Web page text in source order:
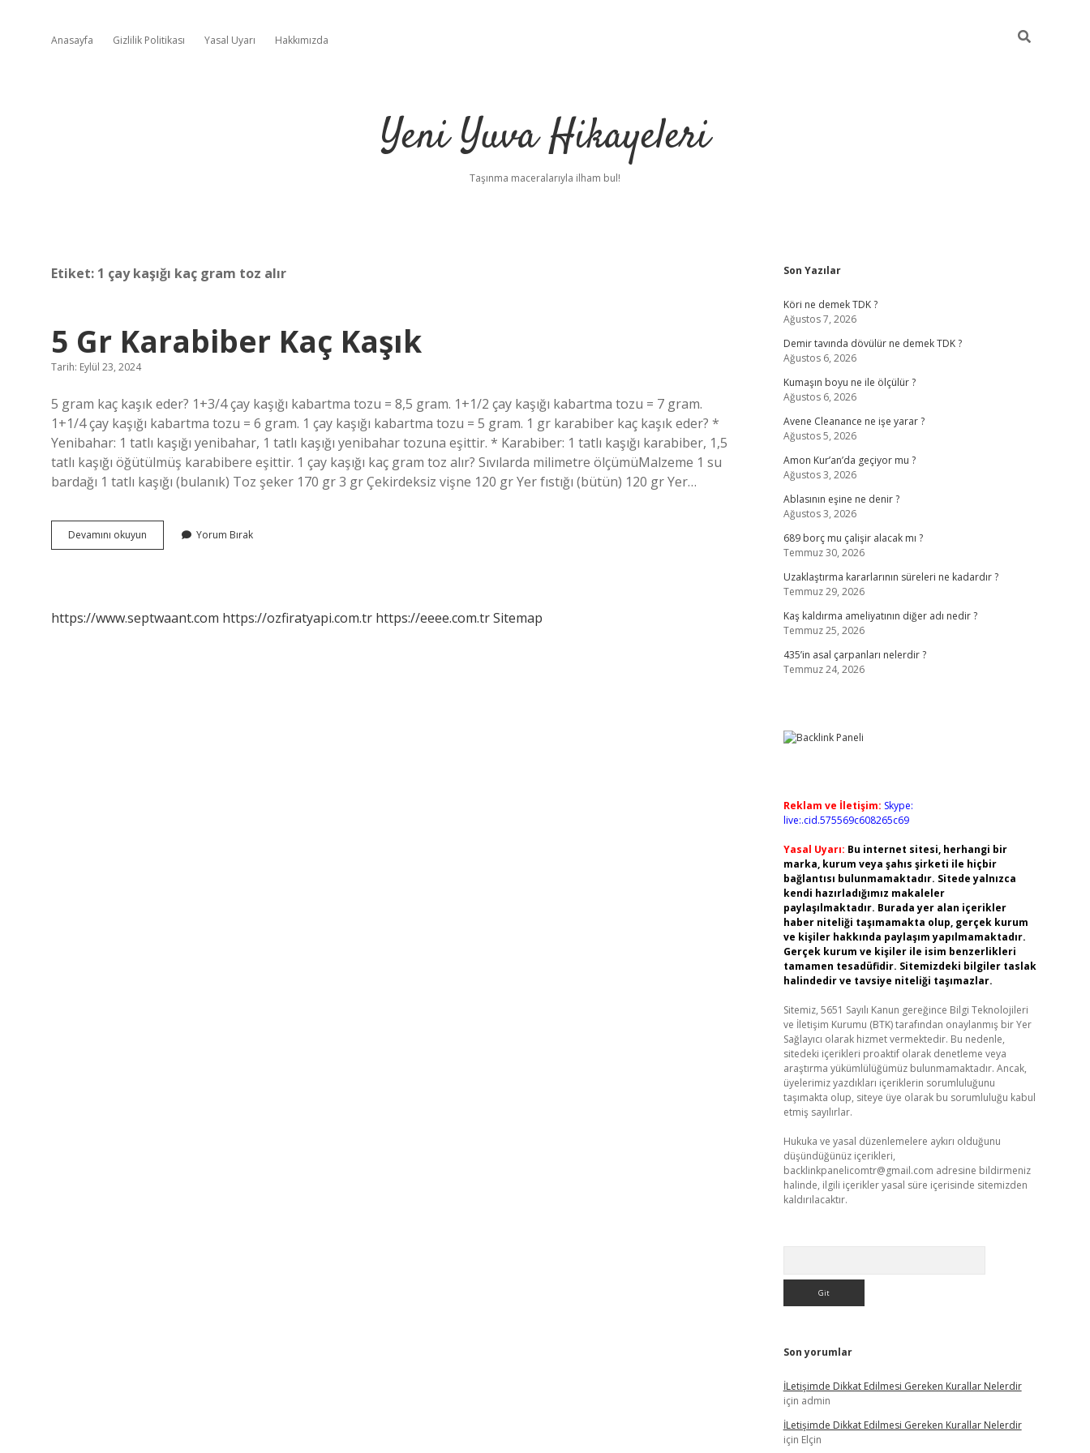
Anasayfa Gizlilik Politikası Yasal Uyarı Hakkımızda
Yeni Yuva Hikayeleri
Taşınma maceralarıyla ilham bul!
Etiket: 1 çay kaşığı kaç gram toz alır
5 Gr Karabiber Kaç Kaşık
Tarih: Eylül 23, 2024
5 gram kaç kaşık eder? 1+3/4 çay kaşığı kabartma tozu = 8,5 gram. 1+1/2 çay kaşığı kabartma tozu = 7 gram.
1+1/4 çay kaşığı kabartma tozu = 6 gram. 1 çay kaşığı kabartma tozu = 5 gram. 1 gr karabiber kaç kaşık eder? *
Yenibahar: 1 tatlı kaşığı yenibahar, 1 tatlı kaşığı yenibahar tozuna eşittir. * Karabiber: 1 tatlı kaşığı karabiber, 1,5
tatlı kaşığı öğütülmüş karabibere eşittir. 1 çay kaşığı kaç gram toz alır? Sıvılarda milimetre ölçümüMalzeme 1 su
bardağı 1 tatlı kaşığı (bulanık) Toz şeker 170 gr 3 gr Çekirdeksiz vişne 120 gr Yer fıstığı (bütün) 120 gr Yer…
Devamını okuyun
Gr
Yorum Bırak
https://www.septwaant.com https://ozfiratyapi.com.tr https://eeee.com.trSitemap
Sidebar
Son Yazılar
Köri ne demek TDK ?
Ağustos 7, 2026
Demir tavında dövülür ne demek TDK ?
Ağustos 6, 2026
Kumaşın boyu ne ile ölçülür ?
Ağustos 6, 2026
Avene Cleanance ne işe yarar ?
Ağustos 5, 2026
Amon Kur’an’da geçiyor mu ?
Ağustos 3, 2026
Ablasının eşine ne denir ?
Ağustos 3, 2026
689 borç mu çalişir alacak mı ?
Temmuz 30, 2026
Uzaklaştırma kararlarının süreleri ne kadardır ?
Temmuz 29, 2026
Kaş kaldırma ameliyatının diğer adı nedir ?
Temmuz 25, 2026
435’in asal çarpanları nelerdir ?
Temmuz 24, 2026
Reklam ve İletişim: Skype:
live:.cid.575569c608265c69
Yasal Uyarı: Bu internet sitesi, herhangi bir
marka, kurum veya şahıs şirketi ile hiçbir
bağlantısı bulunmamaktadır. Sitede yalnızca
kendi hazırladığımız makaleler
paylaşılmaktadır. Burada yer alan içerikler
haber niteliği taşımamakta olup, gerçek kurum
ve kişiler hakkında paylaşım yapılmamaktadır.
Gerçek kurum ve kişiler ile isim benzerlikleri
tamamen tesadüfidir. Sitemizdeki bilgiler taslak
halindedir ve tavsiye niteliği taşımazlar.
Sitemiz, 5651 Sayılı Kanun gereğince Bilgi Teknolojileri
ve İletişim Kurumu (BTK) tarafından onaylanmış bir Yer
Sağlayıcı olarak hizmet vermektedir. Bu nedenle,
sitedeki içerikleri proaktif olarak denetleme veya
araştırma yükümlülüğümüz bulunmamaktadır. Ancak,
üyelerimiz yazdıkları içeriklerin sorumluluğunu
taşımakta olup, siteye üye olarak bu sorumluluğu kabul
etmiş sayılırlar.
Hukuka ve yasal düzenlemelere aykırı olduğunu
düşündüğünüz içerikleri,
backlinkpanelicomtr@gmail.com adresine bildirmeniz
halinde, ilgili içerikler yasal süre içerisinde sitemizden
kaldırılacaktır.
Son yorumlar
İLetişimde Dikkat Edilmesi Gereken Kurallar Nelerdir
için admin
İLetişimde Dikkat Edilmesi Gereken Kurallar Nelerdir
için Elçin
hiltonbetBetexper giriş adresi